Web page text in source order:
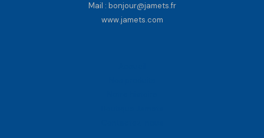
Mail : bonjour@jamets.fr
www.jamets.com